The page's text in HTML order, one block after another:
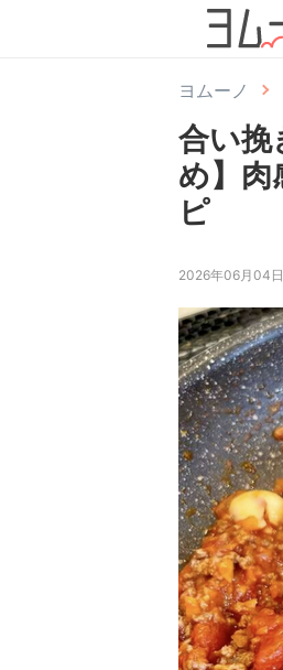
ヨムーノ
合い挽
め】肉
ピ
2026年06月04